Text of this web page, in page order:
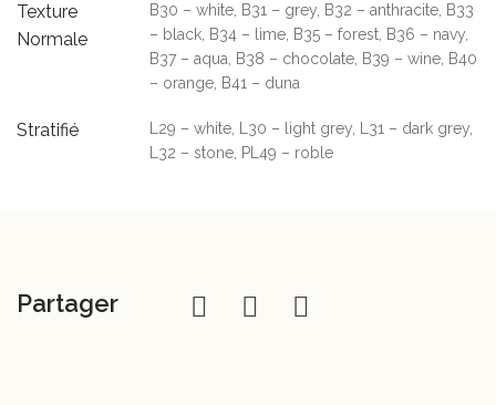
Texture
Normale
B30 – white, B31 – grey, B32 – anthracite, B33
– black, B34 – lime, B35 – forest, B36 – navy,
B37 – aqua, B38 – chocolate, B39 – wine, B40
– orange, B41 – duna
Stratifié
L29 – white, L30 – light grey, L31 – dark grey,
L32 – stone, PL49 – roble
Partager